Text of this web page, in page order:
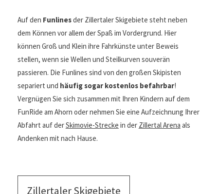
Auf den Funlinesder Zillertaler Skigebiete steht neben
dem Können vor allem der Spaß im Vordergrund. Hier
können Groß und Klein ihre Fahrkünste unter Beweis
stellen, wenn sie Wellen und Steilkurven souverän
passieren. Die Funlines sind von den großen Skipisten
separiert und häufig sogar kostenlos befahrbar!
Vergnügen Sie sich zusammen mit Ihren Kindern auf dem
FunRide am Ahorn oder nehmen Sie eine Aufzeichnung Ihrer
Abfahrt auf derSkimovie-Strecke in der Zillertal Arena als
Andenken mit nach Hause.
Zillertaler Skigebiete